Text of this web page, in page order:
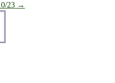
23 →